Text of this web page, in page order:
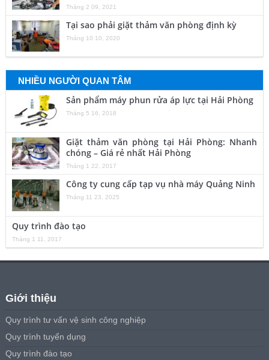
Tháng 2 09, 2021
Tại sao phải giặt thảm văn phòng định kỳ
Tháng 10 10, 2020
NHIỀU NGƯỜI QUAN TÂM
Sản phẩm máy phun rửa áp lực tại Hải Phòng
Tháng 5 16, 2018
Giặt thảm văn phòng tại Hải Phòng: Nhanh
chóng – Giá rẻ nhất Hải Phòng
Tháng 1 22, 2017
Công ty cung cấp tạp vụ nhà máy Quảng Ninh
Tháng 11 23, 2025
Quy trình đào tạo
Tháng 1 11, 2017
Giới thiệu
Quy trình tư vấn vệ sinh công nghiệp
Quy trình tuyển dụng
Quy trình đào tạo